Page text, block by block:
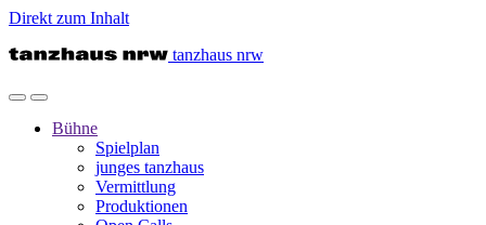
Direkt zum Inhalt
tanzhaus nrw
Bühne
Spielplan
junges tanzhaus
Vermittlung
Produktionen